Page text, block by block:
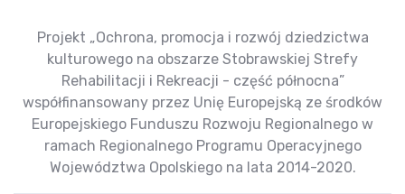
Projekt „Ochrona, promocja i rozwój dziedzictwa
kulturowego na obszarze Stobrawskiej Strefy
Rehabilitacji i Rekreacji - część północna”
współfinansowany przez Unię Europejską ze środków
Europejskiego Funduszu Rozwoju Regionalnego w
ramach Regionalnego Programu Operacyjnego
Województwa Opolskiego na lata 2014-2020.